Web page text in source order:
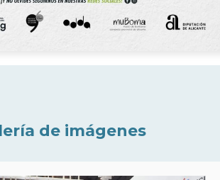
de imágenes